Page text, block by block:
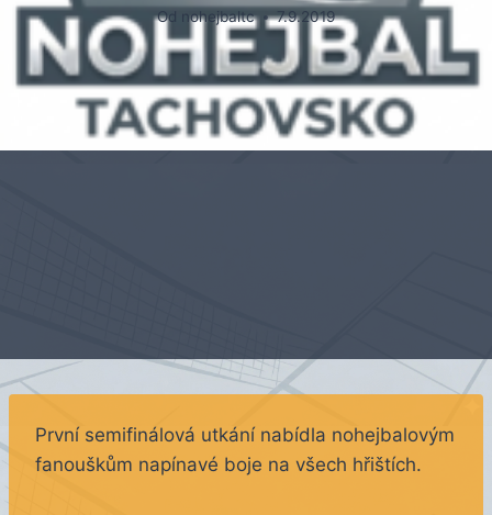
Od nohejbaltc 7.9.2019
První semifinálová utkání nabídla nohejbalovým
fanouškům napínavé boje na všech hřištích.